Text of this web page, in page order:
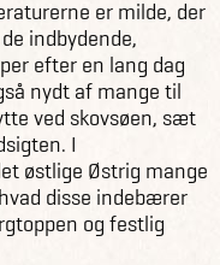
er milde, der
indbydende,
efter en lang dag
nydt af mange til
ved skovsøen, sæt
I
østlige Østrig mange
disse indebærer
og festlig